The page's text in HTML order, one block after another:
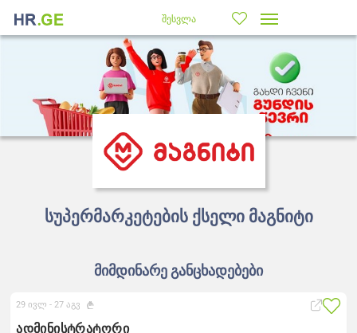
შესვლა
სუპერმარკეტების ქსელი მაგნიტი
მიმდინარე განცხადებები
ადმინისტრატორი
29 ივლ -27 აგვ